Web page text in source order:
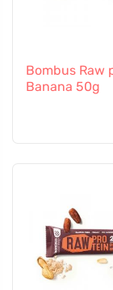
Bombus Raw
Banana 50g